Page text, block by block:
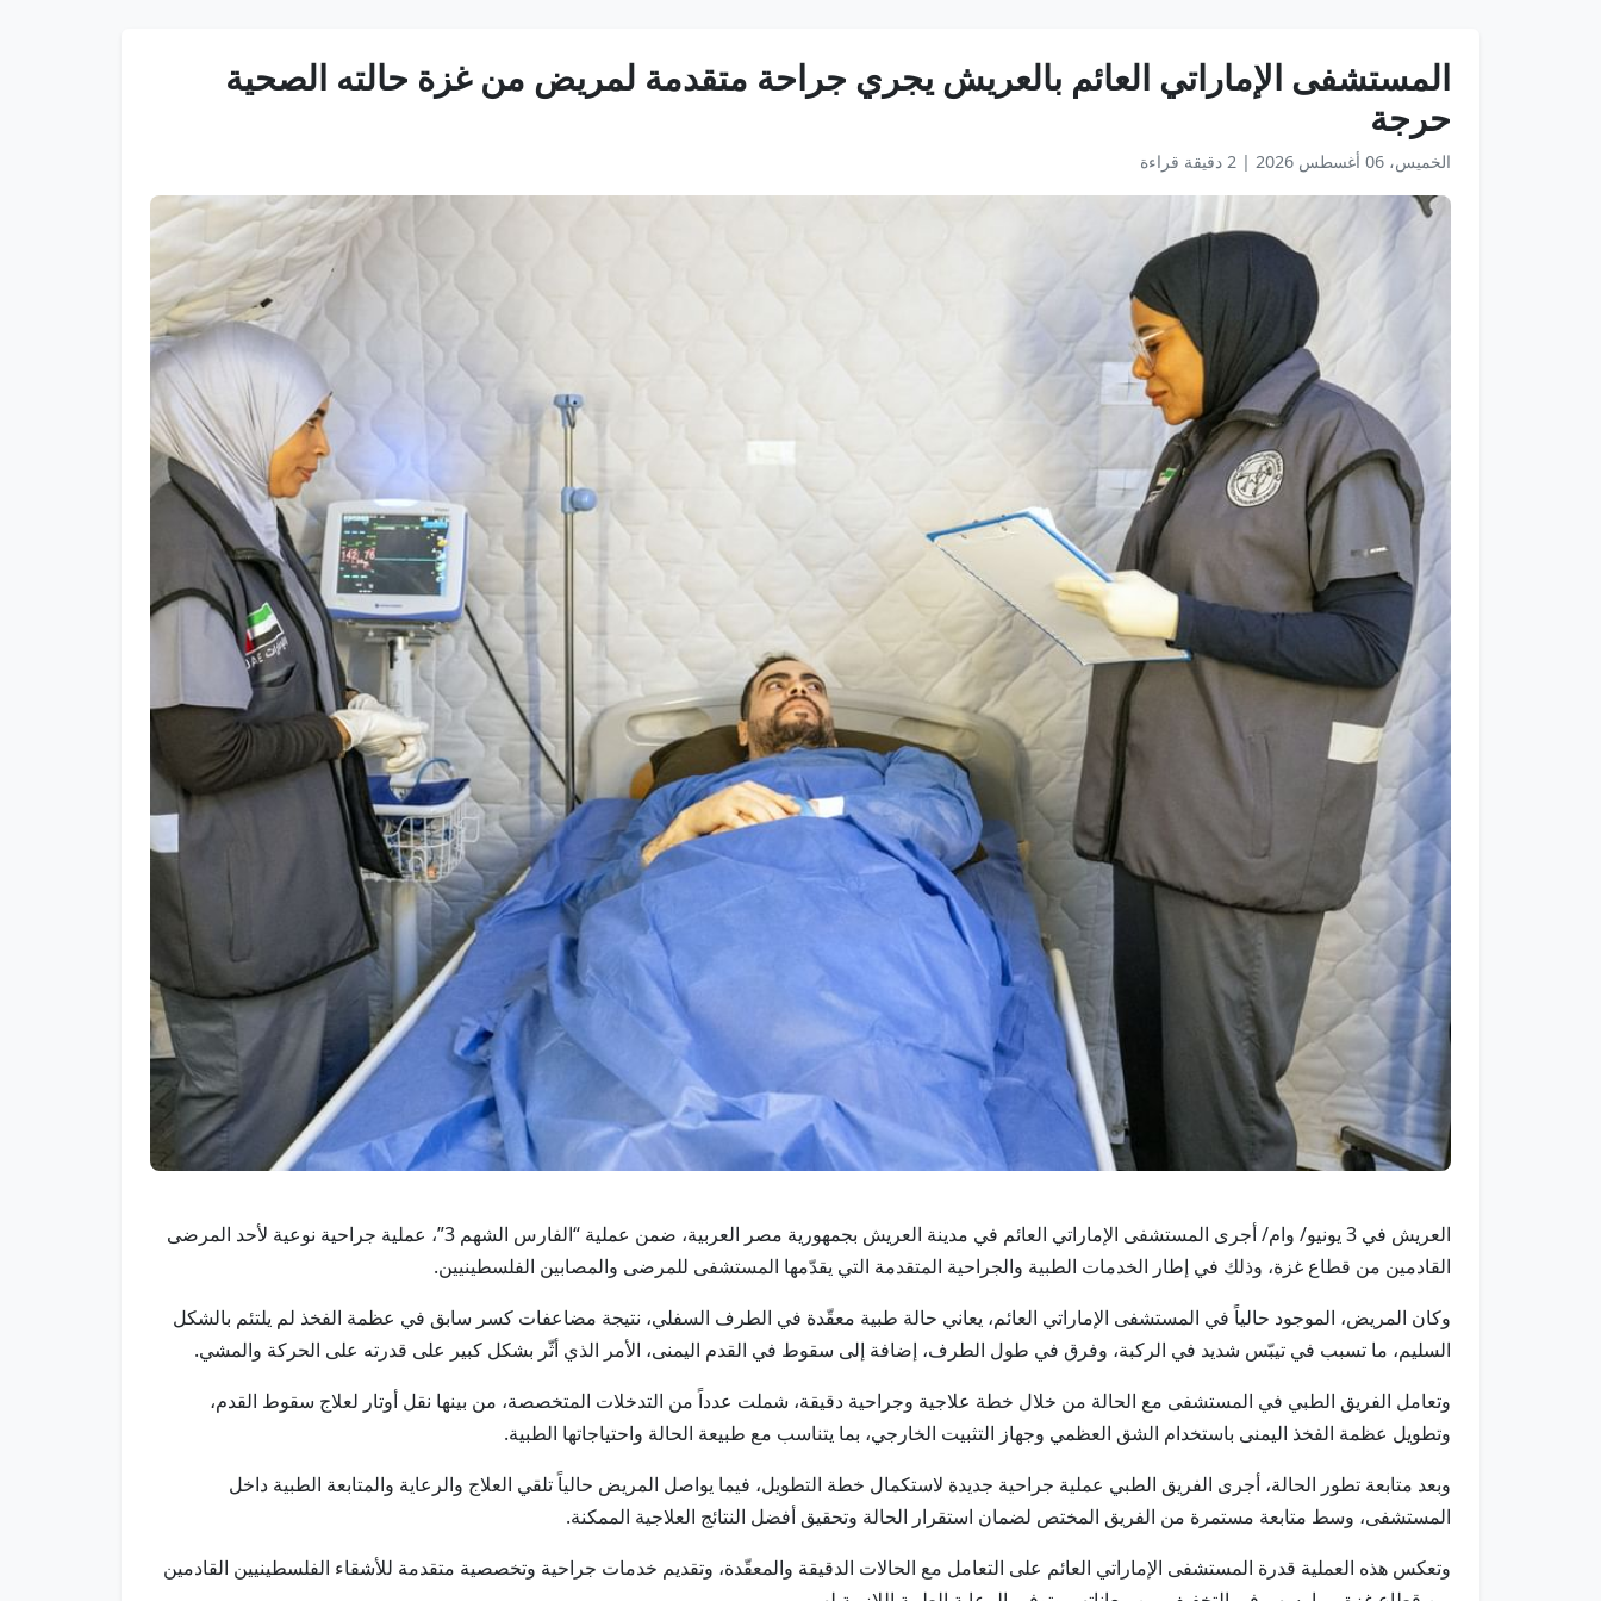
المستشفى الإماراتي العائم بالعريش يجري جراحة متقدمة لمريض من غزة حالته الصحية
حرجة
الخميس، 06 أغسطس 2026 | 2 دقيقة قراءة
العريش في 3 يونيو/ وام/ أجرى المستشفى الإماراتي العائم في مدينة العريش بجمهورية مصر العربية، ضمن عملية “الفارس الشهم 3”، عملية جراحية نوعية لأحد المرضى
القادمين من قطاع غزة، وذلك في إطار الخدمات الطبية والجراحية المتقدمة التي يقدّمها المستشفى للمرضى والمصابين الفلسطينيين.
وكان المريض، الموجود حالياً في المستشفى الإماراتي العائم، يعاني حالة طبية معقّدة في الطرف السفلي، نتيجة مضاعفات كسر سابق في عظمة الفخذ لم يلتئم بالشكل
السليم، ما تسبب في تيبّس شديد في الركبة، وفرق في طول الطرف، إضافة إلى سقوط في القدم اليمنى، الأمر الذي أثّر بشكل كبير على قدرته على الحركة والمشي.
وتعامل الفريق الطبي في المستشفى مع الحالة من خلال خطة علاجية وجراحية دقيقة، شملت عدداً من التدخلات المتخصصة، من بينها نقل أوتار لعلاج سقوط القدم،
وتطويل عظمة الفخذ اليمنى باستخدام الشق العظمي وجهاز التثبيت الخارجي، بما يتناسب مع طبيعة الحالة واحتياجاتها الطبية.
وبعد متابعة تطور الحالة، أجرى الفريق الطبي عملية جراحية جديدة لاستكمال خطة التطويل، فيما يواصل المريض حالياً تلقي العلاج والرعاية والمتابعة الطبية داخل
المستشفى، وسط متابعة مستمرة من الفريق المختص لضمان استقرار الحالة وتحقيق أفضل النتائج العلاجية الممكنة.
وتعكس هذه العملية قدرة المستشفى الإماراتي العائم على التعامل مع الحالات الدقيقة والمعقّدة، وتقديم خدمات جراحية وتخصصية متقدمة للأشقاء الفلسطينيين القادمين